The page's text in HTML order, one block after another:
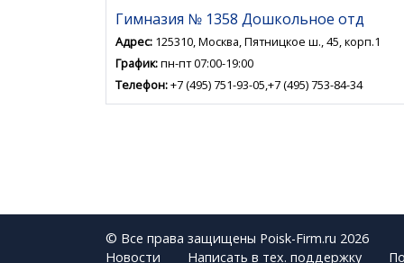
Гимназия № 1358 Дошкольное отд
Адрес: 125310, Москва, Пятницкое ш., 45, корп.1
График:пн-пт 07:00-19:00
Телефон:+7 (495) 751-93-05,+7 (495) 753-84-34
© Все права защищены Poisk-Firm.ru 2026
Новости
Написать в тех. поддержку